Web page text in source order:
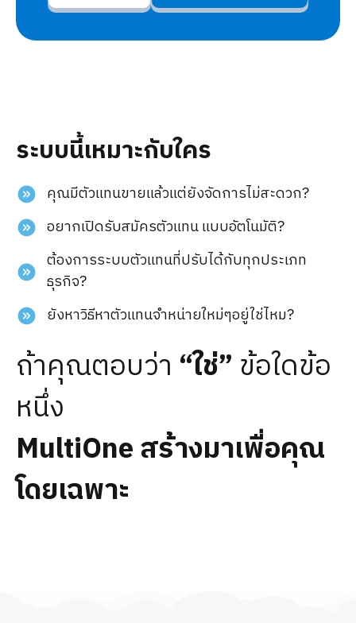
ระบบนี้เหมาะกับใคร
คุณมีตัวแทนขายแล้วแต่ยังจัดการไม่สะดวก?
อยากเปิดรับสมัครตัวแทน แบบอัตโนมัติ?
ต้องการระบบตัวแทนที่ปรับได้กับทุกประเภท
ธุรกิจ?
ยังหาวิธีหาตัวแทนจำหน่ายใหม่ๆอยู่ใช่ไหม?
ถ้าคุณตอบว่า “ใช่” ข้อใดข้อ
หนึ่ง
MultiOne สร้างมาเพื่อคุณ
โดยเฉพาะ